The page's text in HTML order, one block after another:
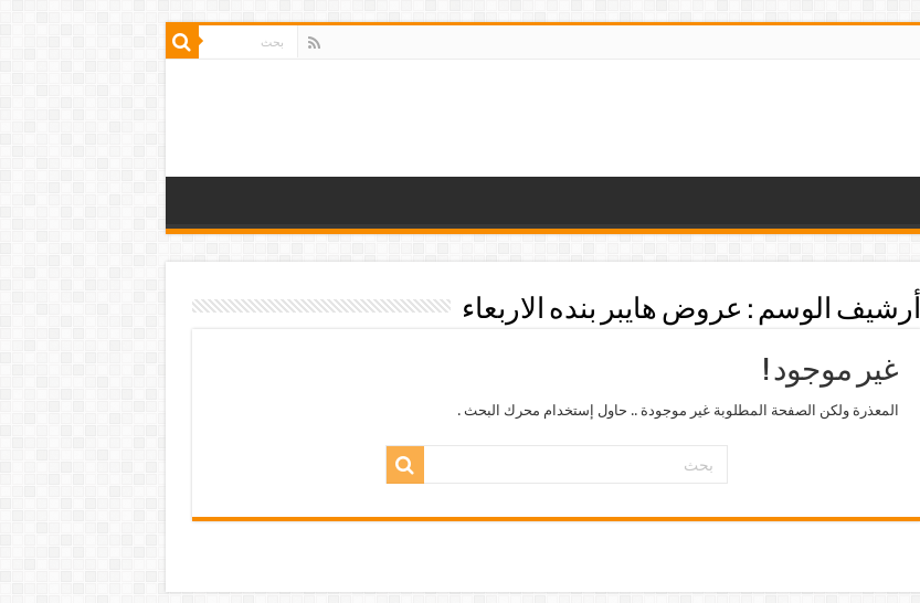
أرشيف الوسم : عروض هايبر بنده الاربعاء
غير موجود !
المعذرة ولكن الصفحة المطلوبة غير موجودة .. حاول إستخدام محرك البحث .